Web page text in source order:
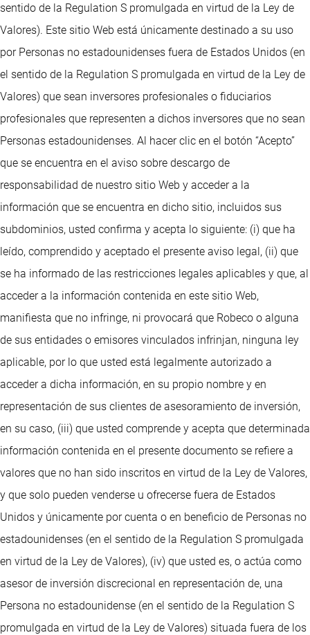
sentido de la Regulation S promulgada en virtud de la Ley de
Valores). Este sitio Web está únicamente destinado a su uso
por Personas no estadounidenses fuera de Estados Unidos (en
el sentido de la Regulation S promulgada en virtud de la Ley de
Valores) que sean inversores profesionales o fiduciarios
profesionales que representen a dichos inversores que no sean
Personas estadounidenses. Al hacer clic en el botón “Acepto”
que se encuentra en el aviso sobre descargo de
responsabilidad de nuestro sitio Web y acceder a la
información que se encuentra en dicho sitio, incluidos sus
subdominios, usted confirma y acepta lo siguiente: (i) que ha
leído, comprendido y aceptado el presente aviso legal, (ii) que
se ha informado de las restricciones legales aplicables y que, al
acceder a la información contenida en este sitio Web,
manifiesta que no infringe, ni provocará que Robeco o alguna
de sus entidades o emisores vinculados infrinjan, ninguna ley
aplicable, por lo que usted está legalmente autorizado a
acceder a dicha información, en su propio nombre y en
representación de sus clientes de asesoramiento de inversión,
en su caso, (iii) que usted comprende y acepta que determinada
información contenida en el presente documento se refiere a
valores que no han sido inscritos en virtud de la Ley de Valores,
y que solo pueden venderse u ofrecerse fuera de Estados
Unidos y únicamente por cuenta o en beneficio de Personas no
estadounidenses (en el sentido de la Regulation S promulgada
en virtud de la Ley de Valores), (iv) que usted es, o actúa como
asesor de inversión discrecional en representación de, una
Persona no estadounidense (en el sentido de la Regulation S
promulgada en virtud de la Ley de Valores) situada fuera de los